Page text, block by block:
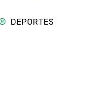
DEPORTES